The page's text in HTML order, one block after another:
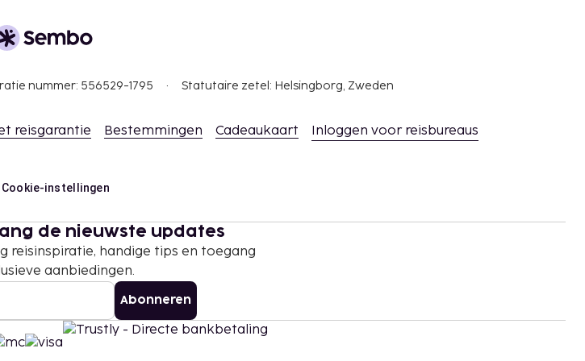
nummer: 556529-1795 Statutaire zetel: Helsingborg, Zweden
reisgarantie Bestemmingen Cadeaukaart Inloggen voor reisbureaus
Cookie-instellingen
de nieuwste updates
reisinspiratie, handige tips en toegang
aanbiedingen.
Abonneren